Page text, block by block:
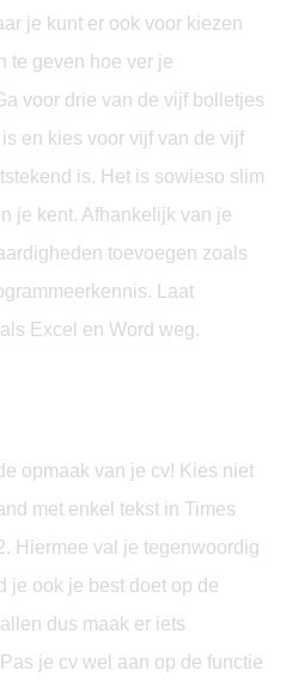
je kunt er ook voor kiezen
te geven hoe ver je
voor drie van de vijf bolletjes
en kies voor vijf van de vijf
is. Het is sowieso slim
je kent. Afhankelijk van je
toevoegen zoals
Laat
Excel en Word weg.
opmaak van je cv! Kies niet
met enkel tekst in Times
Hiermee val je tegenwoordig
je ook je best doet op de
dus maak er iets
je cv wel aan op de functie